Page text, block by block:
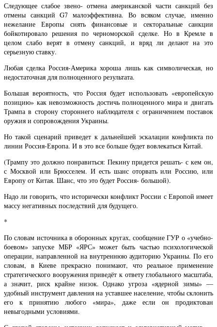
Следующее слабое звено- отмена американской части санкций без
отмены санкций G7 малоэффективна. Во всяком случае, именно
нежелание Европы снять финансовые и секторальные санкции
бойкотировало решения по черноморской сделке. Но в Кремле в
целом слабо верят в отмену санкций, и вряд ли делают на это
серьезную ставку.
Любая сделка Россия-Америка хороша лишь как символическая, но
недостаточная для полноценного результата.
Большая вероятность, что Россия будет использовать «европейскую
позицию» как невозможность достичь полноценного мира и двигать
Трампа в сторону стороннего наблюдателя с ограничением поставок
оружия и сопровождения Украины.
Но такой сценарий приведет к дальнейшей эскалации конфликта по
линии Россия-Европа. И в это все больше будет вовлекаться Китай.
(Трампу это должно понравиться: Пекину придется решать- с кем он,
с Москвой или Брюсселем. И есть шанс оторвать или Россию, или
Европу от Китая. Шанс, что это будет Россия- большой).
Надо ли говорить, что исторически конфликт России с Европой имеет
массу негативных последствий для будущего.
*
По словам источника в оборонных кругах, сообщение ГУР о «учебно-
боевом» запуске МБР «ЯРС» может быть частью психологической
операции, направленной на внутреннюю аудиторию Украины. По его
словам, в Киеве прекрасно понимают, что реальное применение
стратегического вооружения приведёт к ответу глобального масштаба,
а значит, риск крайне низок. Однако угроза «ядерной зимы» —
удобный инструмент давления на уставшее население, чтобы склонить
его к принятию любого «мира», даже если он продиктован
невыгодными условиями.